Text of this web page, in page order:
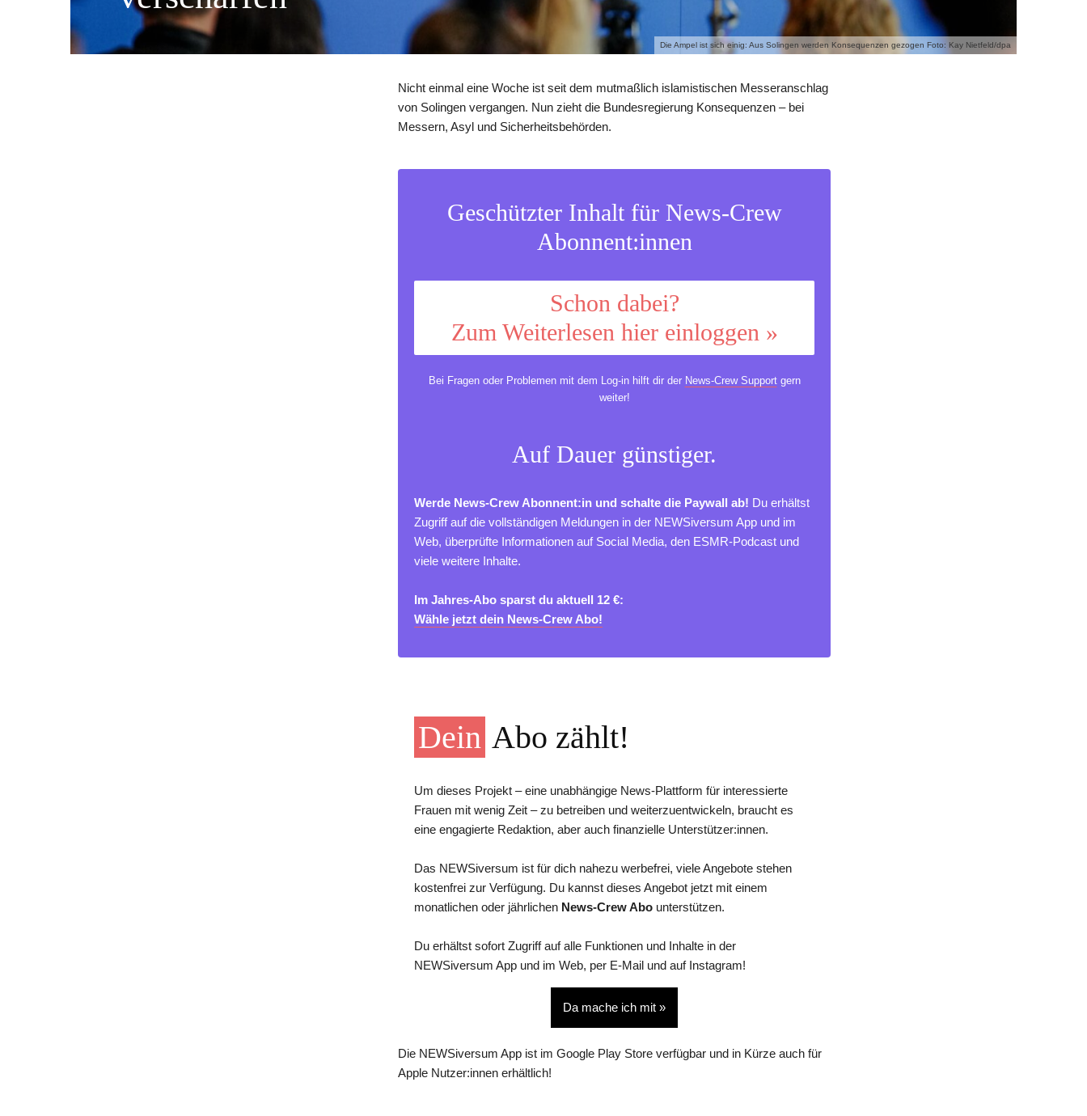
Die Ampel ist sich einig: Aus Solingen werden Konsequenzen gezogen Foto: Kay Nietfeld/dpa
Nicht einmal eine Woche ist seit dem mutmaßlich islamistischen Messeranschlag
von Solingen vergangen. Nun zieht die Bundesregierung Konsequenzen – bei
Messern, Asyl und Sicherheitsbehörden.
Geschützter Inhalt für News-Crew
Abonnent:innen
Schon dabei?
Zum Weiterlesen hier einloggen »
Bei Fragen oder Problemen mit dem Log-in hilft dir der News-Crew Supportgern
weiter!
Auf Dauer günstiger.
Werde News-Crew Abonnent:in und schalte die Paywall ab! Du erhältst
Zugriff auf die vollständigen Meldungen in der NEWSiversum App und im
Web, überprüfte Informationen auf Social Media, den ESMR-Podcast und
viele weitere Inhalte.
Im Jahres-Abo sparst du aktuell 12 €:
Wähle jetzt dein News-Crew Abo!
Dein Abo zählt!
Um dieses Projekt – eine unabhängige News-Plattform für interessierte
Frauen mit wenig Zeit – zu betreiben und weiterzuentwickeln, braucht es
eine engagierte Redaktion, aber auch finanzielle Unterstützer:innen.
Das NEWSiversum ist für dich nahezu werbefrei, viele Angebote stehen
kostenfrei zur Verfügung. Du kannst dieses Angebot jetzt mit einem
monatlichen oder jährlichen News-Crew Abo unterstützen.
Du erhältst sofort Zugriff auf alle Funktionen und Inhalte in der
NEWSiversum App und im Web, per E-Mail und auf Instagram!
Da mache ich mit »
Die NEWSiversum App ist im Google Play Store verfügbar und in Kürze auch für
Apple Nutzer:innen erhältlich!